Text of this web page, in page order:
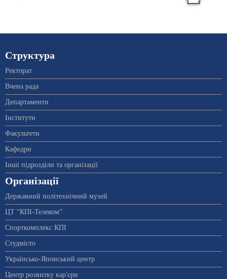
Структура
Ректорат
Вчена рада
Департаменти
Інститути
Факультети
Кафедри
Інші підрозділи та організації
Організації
Державний політехнічний музей
ЦТ “КПІ-Телеком”
Спорткомплекс КПІ
Студмісто
Українсько-Японський центр
Центр розвитку кар'єри